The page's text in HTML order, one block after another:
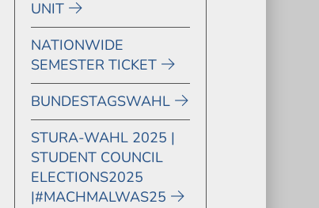
UNIT
NATIONWIDE
SEMESTER TICKET
BUNDESTAGSWAHL
STURA-WAHL 2025 |
STUDENT COUNCIL
ELECTIONS2025
|#MACHMALWAS25